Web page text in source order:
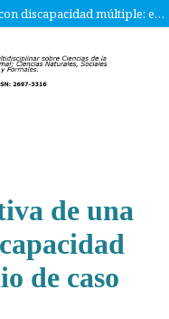
Situación educativa de una persona con discapacidad múltiple: estudio de caso